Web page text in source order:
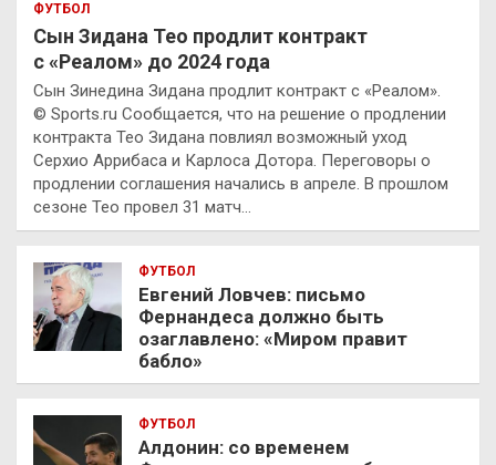
ФУТБОЛ
Сын Зидана Тео продлит контракт
с «Реалом» до 2024 года
Сын Зинедина Зидана продлит контракт с «Реалом».
© Sports.ru Сообщается, что на решение о продлении
контракта Тео Зидана повлиял возможный уход
Серхио Аррибаса и Карлоса Дотора. Переговоры о
продлении соглашения начались в апреле. В прошлом
сезоне Тео провел 31 матч…
ФУТБОЛ
Евгений Ловчев: письмо
Фернандеса должно быть
озаглавлено: «Миром правит
бабло»
ФУТБОЛ
Алдонин: со временем